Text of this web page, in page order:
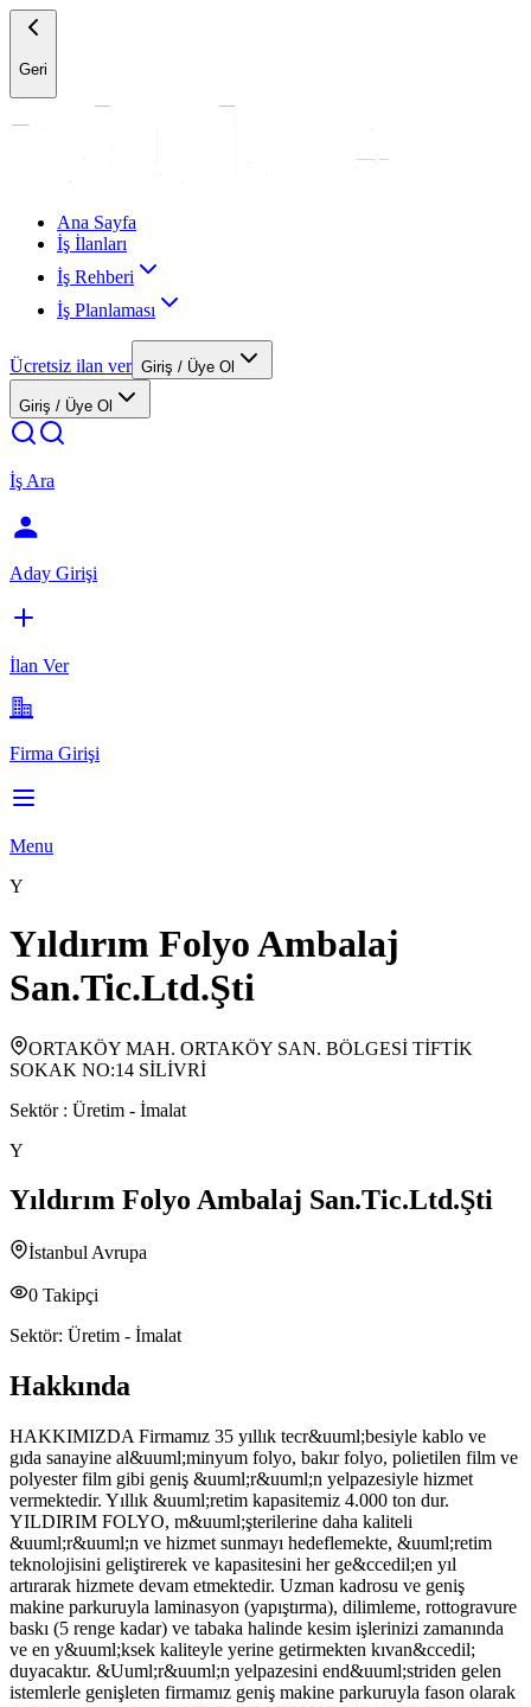
Geri
Ana Sayfa
İş İlanları
İş Rehberi
İş Planlaması
Ücretsiz ilan ver Giriş / Üye Ol
Giriş / Üye Ol
İş Ara
Aday Girişi
İlan Ver
Firma Girişi
Menu
Y
Yıldırım Folyo Ambalaj
San.Tic.Ltd.Şti
ORTAKÖY MAH. ORTAKÖY SAN. BÖLGESİ TİFTİK
SOKAK NO:14 SİLİVRİ
Sektör : Üretim - İmalat
Y
Yıldırım Folyo Ambalaj San.Tic.Ltd.Şti
İstanbul Avrupa
0 Takipçi
Sektör: Üretim - İmalat
Hakkında
HAKKIMIZDA Firmamız 35 yıllık tecr&uuml;besiyle kablo ve
gıda sanayine al&uuml;minyum folyo, bakır folyo, polietilen film ve
polyester film gibi geniş &uuml;r&uuml;n yelpazesiyle hizmet
vermektedir. Yıllık &uuml;retim kapasitemiz 4.000 ton dur.
YILDIRIM FOLYO, m&uuml;şterilerine daha kaliteli
&uuml;r&uuml;n ve hizmet sunmayı hedeflemekte, &uuml;retim
teknolojisini geliştirerek ve kapasitesini her ge&ccedil;en yıl
artırarak hizmete devam etmektedir. Uzman kadrosu ve geniş
makine parkuruyla laminasyon (yapıştırma), dilimleme, rottogravure
baskı (5 renge kadar) ve tabaka halinde kesim işlerinizi zamanında
ve en y&uuml;ksek kaliteyle yerine getirmekten kıvan&ccedil;
duyacaktır. &Uuml;r&uuml;n yelpazesini end&uuml;striden gelen
istemlerle genişleten firmamız geniş makine parkuruyla fason olarak